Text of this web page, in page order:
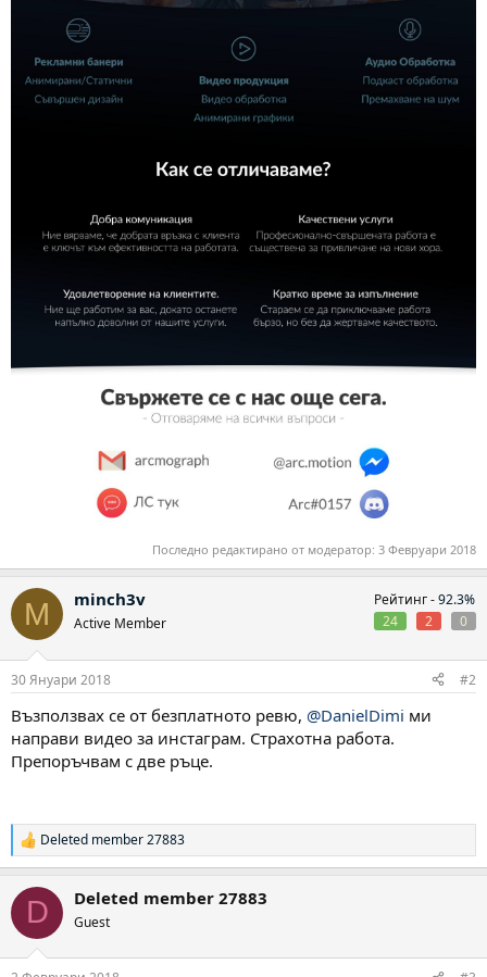
Последно редактирано от модератор: 3 Февруари 2018
M minch3v
Active Member
Рейтинг -92.3%
24
2 0
30 Януари 2018 #2
Възползвах се от безплатното ревю, @DanielDimi ми
направи видео за инстаграм. Страхотна работа.
Препоръчвам с две ръце.
Р
е
к
и
Deleted member 27883
D Deleted member 27883
Guest